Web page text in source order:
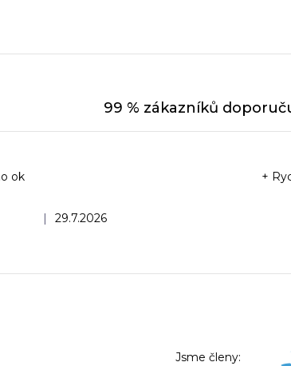
99 % zákazníků
obchodu je 5 z 5 hvězdiček.
| 29.7.2026
ok +
Jsme členy: